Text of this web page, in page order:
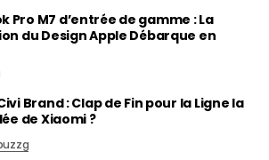
Pro M7 d’entrée de gamme : La
du Design Apple Débarque en
Brand : Clap de Fin pour la Ligne la
de Xiaomi ?